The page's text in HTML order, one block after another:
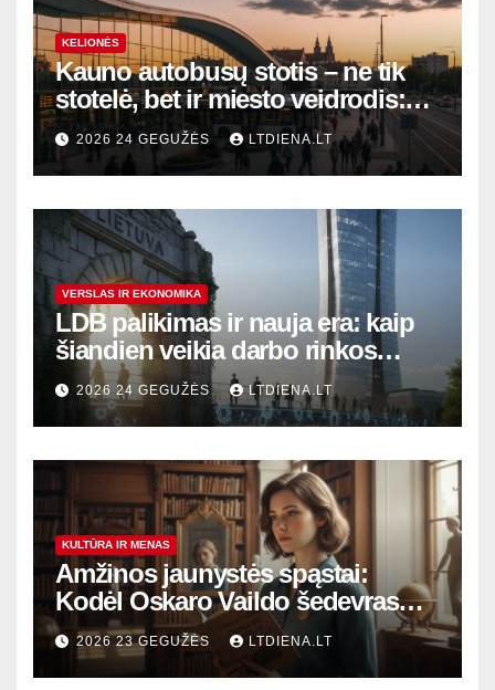
KELIONĖS
Kauno autobusų stotis – ne tik
stotelė, bet ir miesto veidrodis:
modernūs vartai į laikinąją
sostinę
2026 24 GEGUŽĖS LTDIENA.LT
VERSLAS IR EKONOMIKA
LDB palikimas ir nauja era: kaip
šiandien veikia darbo rinkos
variklis Lietuvoje?
2026 24 GEGUŽĖS LTDIENA.LT
KULTŪRA IR MENAS
Amžinos jaunystės spąstai:
Kodėl Oskaro Vaildo šedevras
šiandien aktualesnis nei bet
kada?
2026 23 GEGUŽĖS LTDIENA.LT